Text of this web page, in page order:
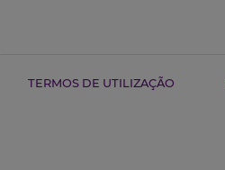
TERMOS DE UTILIZAÇÃO